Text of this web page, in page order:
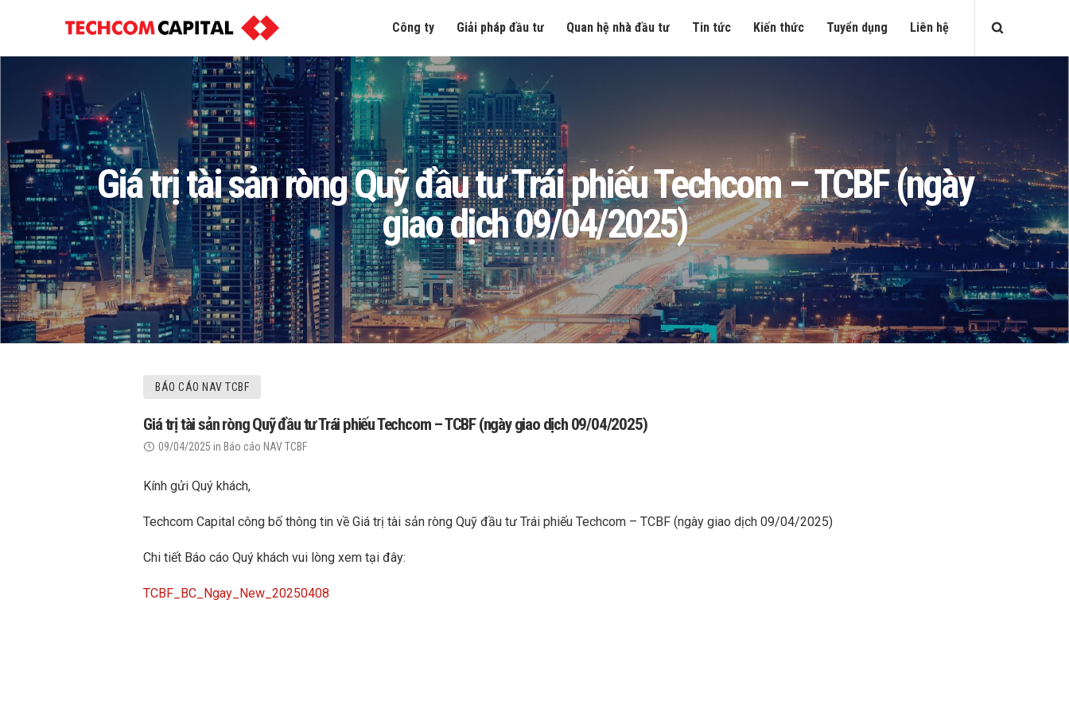
Công ty Giải pháp đầu tư Quan hệ nhà đầu tư Tin tức Kiến thức Tuyển dụng Liên hệ
Giá trị tài sản ròng Quỹ đầu tư Trái phiếu Techcom – TCBF (ngày
giao dịch 09/04/2025)
BÁO CÁO NAV TCBF
Giá trị tài sản ròng Quỹ đầu tư Trái phiếu Techcom – TCBF (ngày giao dịch 09/04/2025)
09/04/2025 in Báo cáo NAV TCBF
Kính gửi Quý khách,
Techcom Capital công bố thông tin về Giá trị tài sản ròng Quỹ đầu tư Trái phiếu Techcom – TCBF (ngày giao dịch 09/04/2025)
Chi tiết Báo cáo Quý khách vui lòng xem tại đây:
TCBF_BC_Ngay_New_20250408